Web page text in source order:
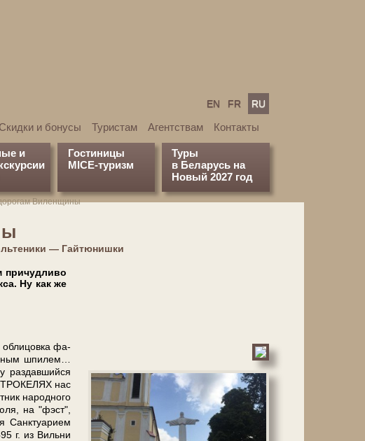
EN FR RU
Скидки и бонусы Туристам Агентствам Контакты
и
Гостиницы
MICE-туризм
Туры
в Беларусь на
Новый 2027 год
Виленщины
— Гайтюнишки
причудливо
Ну как же
облицовка фа­
шпи­лем…
раздавшийся
ТРОКЕЛЯХ нас
на­род­но­го
на "фэст",
Санктуарием
г. из Виль­ни